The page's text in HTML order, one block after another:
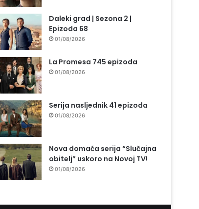
Daleki grad | Sezona 2 |
Epizoda 68
01/08/2026
La Promesa 745 epizoda
01/08/2026
Serija nasljednik 41 epizoda
01/08/2026
Nova domaća serija “Slučajna
obitelj” uskoro na Novoj TV!
01/08/2026